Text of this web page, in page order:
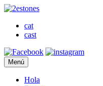
cat
cast
Menú
Hola